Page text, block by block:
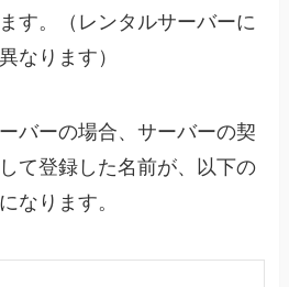
す。（レンタルサーバーに
なります）
バーの場合、サーバーの契
て登録した名前が、以下の
なります。